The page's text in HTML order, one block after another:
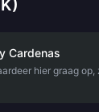
Cardenas
hier graag